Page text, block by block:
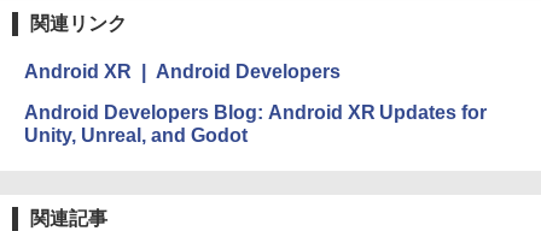
関連リンク
Android XR | Android Developers
Android Developers Blog: Android XR Updates for
Unity, Unreal, and Godot
関連記事